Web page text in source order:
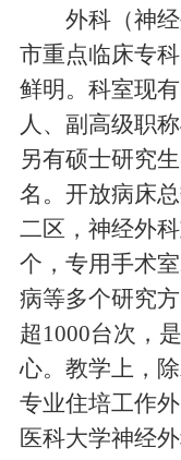
外科（神
市重点临床专
鲜明。科室现
人、副高级职
另有硕士研究
名。开放病床
二区，神经外
个，专用手术
病等多个研究
超1000台次，
心。教学上，
专业住培工作
医科大学神经